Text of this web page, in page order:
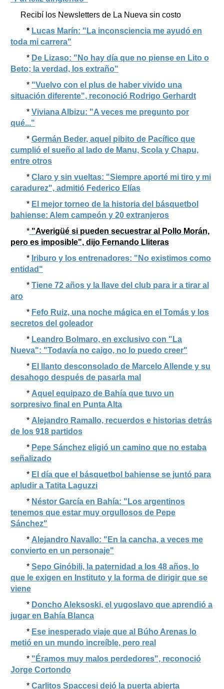
Recibí los Newsletters de La Nueva sin costo
* Lucas Marín: "La inconsciencia me ayudó en
toda mi carrera"
* De Lizaso: "No hay día que no piense en Lito o
Beto; la verdad, los extraño"
* "Vuelvo con el plus de haber vivido una
situación diferente", reconoció Rodrigo Gerhardt
* Viviana Albizu: "A veces me pregunto por
qué..."
* Germán Beder, aquel pibito de Pacífico que
cumplió el sueño al lado de Manu, Scola y Chapu,
entre otros
* Claro y sin vueltas: "Siempre aporté mi tiro y mi
caradurez", admitió Federico Elías
* El mejor torneo de la historia del básquetbol
bahiense: Alem campeón y 20 extranjeros
* "Averigüé si pueden secuestrar al Pollo Morán,
pero es imposible", dijo Fernando Lliteras
* Iriburo y los entrenadores: "No existimos como
entidad"
* Tiene 72 años y la llave del club para ir a tirar al
aro
* Fefo Ruiz, una noche mágica en el Tomás y los
secretos del goleador
* Leandro Bolmaro, en exclusivo con "La
Nueva": "Todavía no caigo, no lo puedo creer"
* El llanto desconsolado de Marcelo Allende y su
desahogo después de pasarla mal
* Aquel equipazo de Bahía que tuvo un
sorpresivo final en Punta Alta
* Alejandro Ramallo, recuerdos e historias detrás
de los 918 partidos
* Pepe Sánchez eligió un camino que no estaba
señalizado
* El día que el básquetbol bahiense se juntó para
apludir a Tatita Laguzzi
* Néstor García en Bahía: "Los argentinos
tenemos que estar muy orgullosos de Pepe
Sánchez"
* Alejandro Navallo: "En la cancha, a veces me
convierto en un personaje"
* Sepo Ginóbili, la paternidad a los 48 años, lo
que le exigen en Instituto y la forma de dirigir que se
viene
* Doncho Aleksoski, el yugoslavo que aprendió a
jugar en Bahía Blanca
* Ese inesperado viaje que al Búho Arenas lo
metió en un mundo increíble, pero real
* "Éramos muy malos perdedores", reconoció
Jorge Cortondo
* Carlitos Spaccesi dejó la puerta abierta